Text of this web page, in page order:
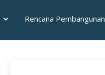
Rencana Pembangunan